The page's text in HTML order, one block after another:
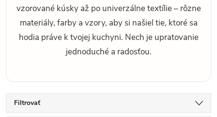
vzorované kúsky až po univerzálne textílie – rôzne
materiály, farby a vzory, aby si našiel tie, ktoré sa
hodia práve k tvojej kuchyni. Nech je upratovanie
jednoduché a radosťou.
Filtrovať